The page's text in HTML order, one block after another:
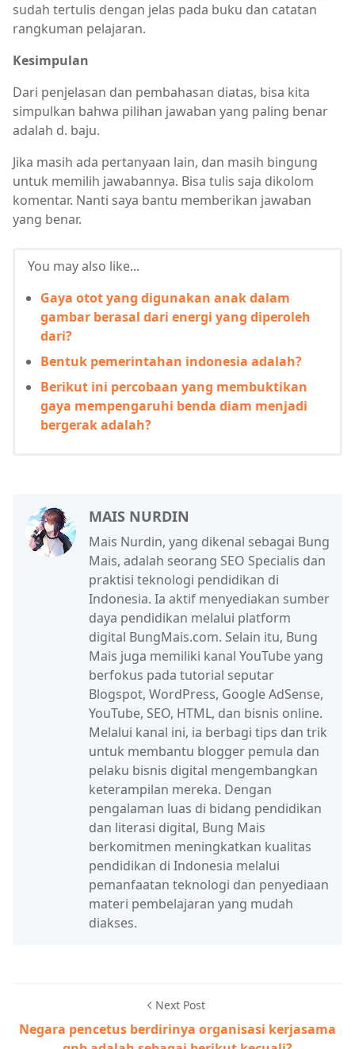
sudah tertulis dengan jelas pada buku dan catatan
rangkuman pelajaran.
Kesimpulan
Dari penjelasan dan pembahasan diatas, bisa kita
simpulkan bahwa pilihan jawaban yang paling benar
adalah d. baju.
Jika masih ada pertanyaan lain, dan masih bingung
untuk memilih jawabannya. Bisa tulis saja dikolom
komentar. Nanti saya bantu memberikan jawaban
yang benar.
You may also like...
Gaya otot yang digunakan anak dalam
gambar berasal dari energi yang diperoleh
dari?
Bentuk pemerintahan indonesia adalah?
Berikut ini percobaan yang membuktikan
gaya mempengaruhi benda diam menjadi
bergerak adalah?
MAIS NURDIN
Mais Nurdin, yang dikenal sebagai Bung
Mais, adalah seorang SEO Specialis dan
praktisi teknologi pendidikan di
Indonesia. Ia aktif menyediakan sumber
daya pendidikan melalui platform
digital BungMais.com. Selain itu, Bung
Mais juga memiliki kanal YouTube yang
berfokus pada tutorial seputar
Blogspot, WordPress, Google AdSense,
YouTube, SEO, HTML, dan bisnis online.
Melalui kanal ini, ia berbagi tips dan trik
untuk membantu blogger pemula dan
pelaku bisnis digital mengembangkan
keterampilan mereka. Dengan
pengalaman luas di bidang pendidikan
dan literasi digital, Bung Mais
berkomitmen meningkatkan kualitas
pendidikan di Indonesia melalui
pemanfaatan teknologi dan penyediaan
materi pembelajaran yang mudah
diakses.
Next Post
Negara pencetus berdirinya organisasi kerjasama